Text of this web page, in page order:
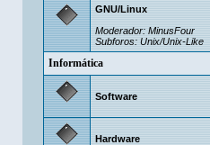
GNU/Linux
Moderador: MinusFour
Subforos: Unix/Unix-Like
Informática
Software
Hardware